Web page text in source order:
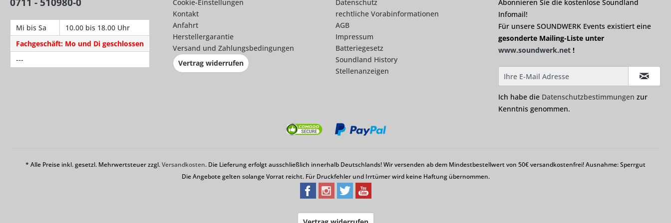
Mi bis Sa
10.00 bis 18.00 Uhr
Fachgeschäft: Mo und Di geschlossen
---
Cookie-Einstellungen
Kontakt
Anfahrt
Herstellergarantie
Versand und Zahlungsbedingungen
Vertrag widerrufen
Datenschutz
rechtliche Vorabinformationen
AGB
Impressum
Batteriegesetz
Soundland History
Stellenanzeigen
Abonnieren Sie die kostenlose Soundland
Infomail!
Für unsere SOUNDWERK Events existiert eine
gesonderte Mailing-Liste unter
www.soundwerk.net !
Ich habe die Datenschutzbestimmungen zur
Kenntnis genommen.
* Alle Preise inkl. gesetzl. Mehrwertsteuer zzgl.Versandkosten. Die Lieferung erfolgt ausschließlich innerhalb Deutschlands! Wir versenden ab dem Mindestbestellwert von 50€ versandkostenfrei! Ausnahme: Sperrgut
Die Angebote gelten solange Vorrat reicht. Für Druckfehler und Irrtümer wird keine Haftung übernommen.